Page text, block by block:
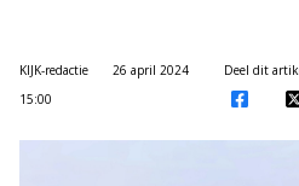
KIJK-redactie
26 april 2024
15:00
Deel dit